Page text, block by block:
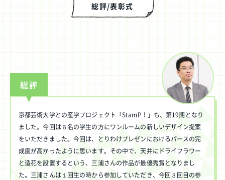
総評/表彰式
総評
京都芸術大学との産学プロジェクト「StamP！」も、第19期となり
ました。今回は６名の学生の方にワンルームの新しいデザイン提案
をいただきました。今回は、とりわけプレゼンにおけるパースの完
成度が高かったように思います。その中で、天井にドライフラワー
と造花を設置するという、三浦さんの作品が最優秀賞となりまし
た。三浦さんは１回生の時から参加していただき、今回３回目の参